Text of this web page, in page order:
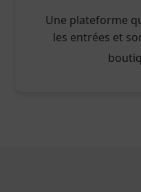
Une plateforme
les entrées et